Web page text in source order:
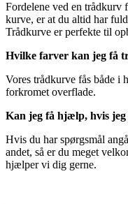
Fordelene ved en trådkurv
kurve, er at du altid har
Trådkurve er perfekte til
Hvilke farver kan jeg få
Vores trådkurve fås både i
forkromet overflade.
Kan jeg få hjælp, hvis
Hvis du har spørgsmål
andet, så er du meget
hjælper vi dig gerne.